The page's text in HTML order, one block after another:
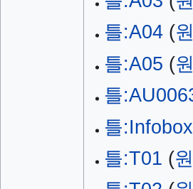
틀:A04(
틀:A05 (
틀
틀:Infobox
틀:T01 (